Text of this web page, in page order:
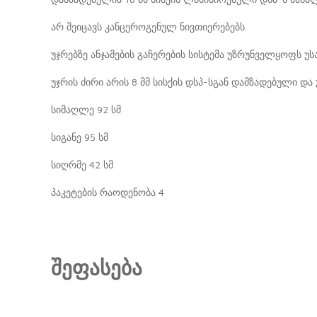
არ შეიცავს კანცეროგენულ ნივთიერებებს.
უჯრებზე ანჯამების გაჩერების სისტემა უზრუნველყოფს
უჯრის ძირი არის 8 მმ სისქის დსპ-სგან დამზადებული
სიმაღლე 92 სმ
სიგანე 95 სმ
სიღრმე 42 სმ
პაკეტების რაოდენობა 4
შეფასება